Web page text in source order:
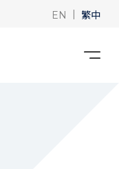
EN | 繁中